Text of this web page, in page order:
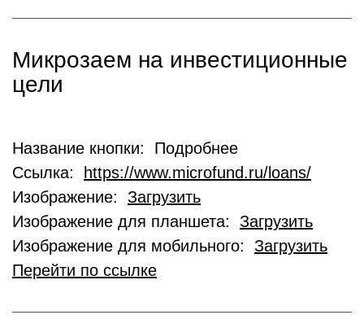
Микрозаем на инвестиционные
цели
Название кнопки: Подробнее
Ссылка:
https://www.microfund.ru/loans/
Изображение: Загрузить
Изображение для планшета: Загрузить
Изображение для мобильного: Загрузить
Перейти по ссылке